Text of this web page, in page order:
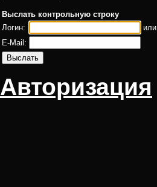
Выслать контрольную строку
Логин:
или
E-Mail:
Авторизация